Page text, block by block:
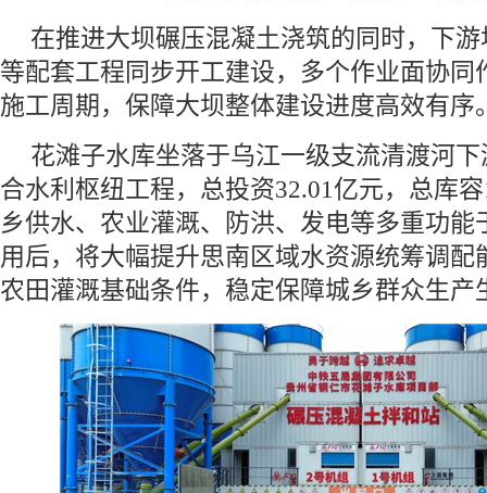
在推进大坝碾压混凝土浇筑的同时，下
等配套工程同步开工建设，多个作业面协同
施工周期，保障大坝整体建设进度高效有序
花滩子水库坐落于乌江一级支流清渡河
合水利枢纽工程，总投资32.01亿元，总库
乡供水、农业灌溉、防洪、发电等多重功能
用后，将大幅提升思南区域水资源统筹调配
农田灌溉基础条件，稳定保障城乡群众生产